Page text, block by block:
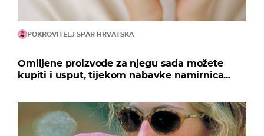
POKROVITELJ SPAR HRVATSKA
Omiljene proizvode za njegu sada možete
kupiti i usput, tijekom nabavke namirnica...